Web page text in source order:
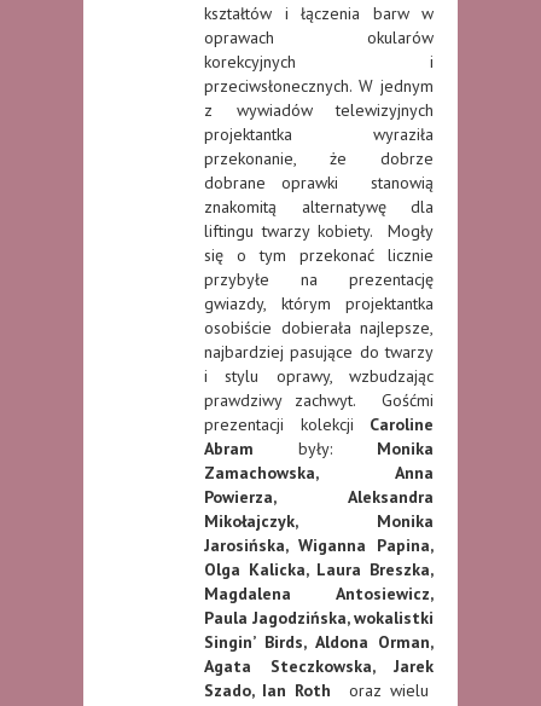
kształtów i łączenia barw w
oprawach okularów
korekcyjnych i
przeciwsłonecznych. W jednym
z wywiadów telewizyjnych
projektantka wyraziła
przekonanie, że dobrze
dobrane oprawki stanowią
znakomitą alternatywę dla
liftingu twarzy kobiety. Mogły
się o tym przekonać licznie
przybyłe na prezentację
gwiazdy, którym projektantka
osobiście dobierała najlepsze,
najbardziej pasujące do twarzy
i stylu oprawy, wzbudzając
prawdziwy zachwyt. Gośćmi
prezentacji kolekcji Caroline
Abram były: Monika
Zamachowska, Anna
Powierza, Aleksandra
Mikołajczyk, Monika
Jarosińska, Wiganna Papina,
Olga Kalicka, Laura Breszka,
Magdalena Antosiewicz,
Paula Jagodzińska, wokalistki
Singin’ Birds, Aldona Orman,
Agata Steczkowska, Jarek
Szado, Ian Roth oraz wielu